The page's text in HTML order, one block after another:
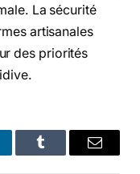
La sécurité
artisanales
des priorités
Tumblr Email